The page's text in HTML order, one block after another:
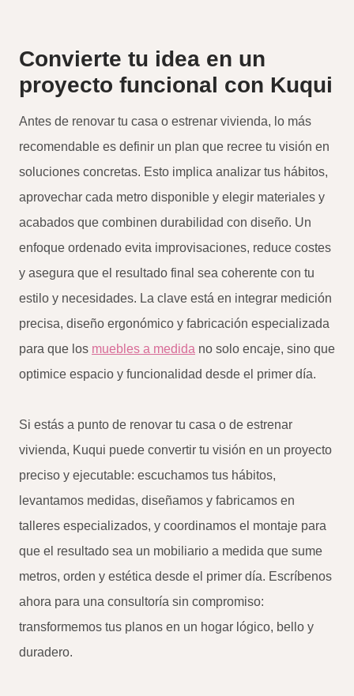
Convierte tu idea en un
proyecto funcional con Kuqui
Antes de renovar tu casa o estrenar vivienda, lo más
recomendable es definir un plan que recree tu visión en
soluciones concretas. Esto implica analizar tus hábitos,
aprovechar cada metro disponible y elegir materiales y
acabados que combinen durabilidad con diseño. Un
enfoque ordenado evita improvisaciones, reduce costes
y asegura que el resultado final sea coherente con tu
estilo y necesidades. La clave está en integrar medición
precisa, diseño ergonómico y fabricación especializada
para que los muebles a medida no solo encaje, sino que
optimice espacio y funcionalidad desde el primer día.
Si estás a punto de renovar tu casa o de estrenar
vivienda, Kuqui puede convertir tu visión en un proyecto
preciso y ejecutable: escuchamos tus hábitos,
levantamos medidas, diseñamos y fabricamos en
talleres especializados, y coordinamos el montaje para
que el resultado sea un mobiliario a medida que sume
metros, orden y estética desde el primer día. Escríbenos
ahora para una consultoría sin compromiso:
transformemos tus planos en un hogar lógico, bello y
duradero.